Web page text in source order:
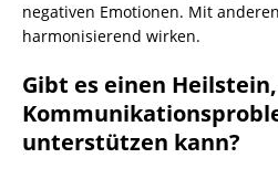
negativen Emotionen. Mit
harmonisierend wirken.
Gibt es einen
unterstützen kann?